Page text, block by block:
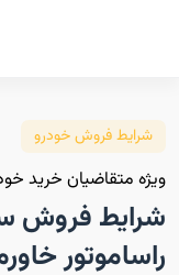
شرایط فروش خودرو
ویژه متقاضیان خرید
شرایط فروش
راساموتور